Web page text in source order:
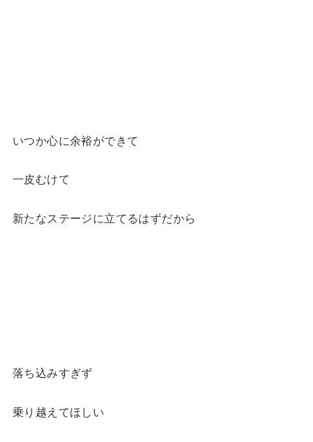
いつか心に余裕ができて
一皮むけて
新たなステージに立てるはずだから
落ち込みすぎず
乗り越えてほしい